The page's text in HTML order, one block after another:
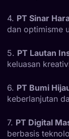
4. PT Sinar
dan optimisme
5. PT Lautan
keluasan
6. PT Bumi
keberlanjutan
7. PT Digital
berbasis